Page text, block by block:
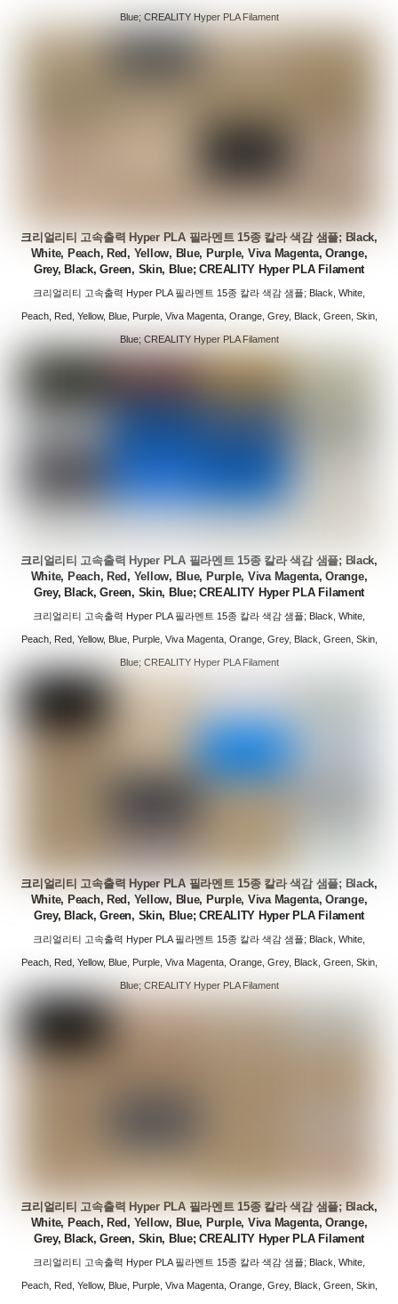
Blue; CREALITY Hyper PLA Filament
크리얼리티 고속출력 Hyper PLA 필라멘트 15종 칼라 색감 샘플; Black,
White, Peach, Red, Yellow, Blue, Purple, Viva Magenta, Orange,
Grey, Black, Green, Skin, Blue; CREALITY Hyper PLA Filament
크리얼리티 고속출력 Hyper PLA 필라멘트 15종 칼라 색감 샘플; Black, White,
Peach, Red, Yellow, Blue, Purple, Viva Magenta, Orange, Grey, Black, Green, Skin,
Blue; CREALITY Hyper PLA Filament
크리얼리티 고속출력 Hyper PLA 필라멘트 15종 칼라 색감 샘플; Black,
White, Peach, Red, Yellow, Blue, Purple, Viva Magenta, Orange,
Grey, Black, Green, Skin, Blue; CREALITY Hyper PLA Filament
크리얼리티 고속출력 Hyper PLA 필라멘트 15종 칼라 색감 샘플; Black, White,
Peach, Red, Yellow, Blue, Purple, Viva Magenta, Orange, Grey, Black, Green, Skin,
Blue; CREALITY Hyper PLA Filament
크리얼리티 고속출력 Hyper PLA 필라멘트 15종 칼라 색감 샘플; Black,
White, Peach, Red, Yellow, Blue, Purple, Viva Magenta, Orange,
Grey, Black, Green, Skin, Blue; CREALITY Hyper PLA Filament
크리얼리티 고속출력 Hyper PLA 필라멘트 15종 칼라 색감 샘플; Black, White,
Peach, Red, Yellow, Blue, Purple, Viva Magenta, Orange, Grey, Black, Green, Skin,
Blue; CREALITY Hyper PLA Filament
크리얼리티 고속출력 Hyper PLA 필라멘트 15종 칼라 색감 샘플; Black,
White, Peach, Red, Yellow, Blue, Purple, Viva Magenta, Orange,
Grey, Black, Green, Skin, Blue; CREALITY Hyper PLA Filament
크리얼리티 고속출력 Hyper PLA 필라멘트 15종 칼라 색감 샘플; Black, White,
Peach, Red, Yellow, Blue, Purple, Viva Magenta, Orange, Grey, Black, Green, Skin,